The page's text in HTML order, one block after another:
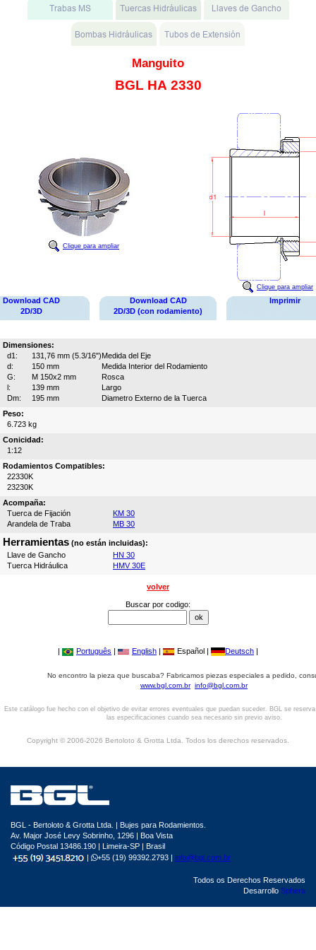
Manguito
BGL HA 2330
Clique para ampliar
Clique para ampliar
Download CAD
2D/3D
Download CAD
2D/3D (con rodamiento)
Imprimir
Dimensiones:
d1:
131,76 mm (5.3/16")Medida del Eje
d:
150 mm
Medida Interior del Rodamiento
G:
M 150x2 mm
Rosca
l:
139 mm
Largo
Dm:
195 mm
Diametro Externo de la Tuerca
Peso:
6.723 kg
Conicidad:
1:12
Rodamientos Compatibles:
22330K
23230K
Acompaña:
Tuerca de Fijación
KM 30
Arandela de Traba
MB 30
Herramientas (no están incluidas):
Llave de Gancho
HN 30
Tuerca Hidráulica
HMV 30E
volver
Buscar por codigo:
| Português | English | Español | Deutsch |
No encontro la pieza que buscaba? Fabricamos piezas especiales a pedido,
www.bgl.com.br info@bgl.com.br
Este catálogo fue hecho con el objetivo de evitar errores eventuales que puedan suceder. BGL se
las especificaciones cuando sea necesario sin previo aviso.
Copyright © 2006-2026 Bertoloto & Grotta Ltda. Todos los derechos reservados.
BGL - Bertoloto & Grotta Ltda. | Bujes para Rodamientos.
Av. Major José Levy Sobrinho, 1296 | Boa Vista
Código Postal 13486.190 | Limeira-SP | Brasil
|
+55 (19) 99392.2793 | info@bgl.com.br
Todos os Derechos Reservados
Desarrollo Sphera